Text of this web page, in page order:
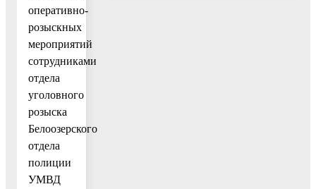
оперативно-
розыскных
мероприятий
сотрудниками
отдела
уголовного
розыска
Белоозерского
отдела
полиции
УМВД